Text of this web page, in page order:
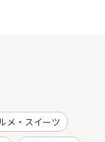
メ・スイーツ